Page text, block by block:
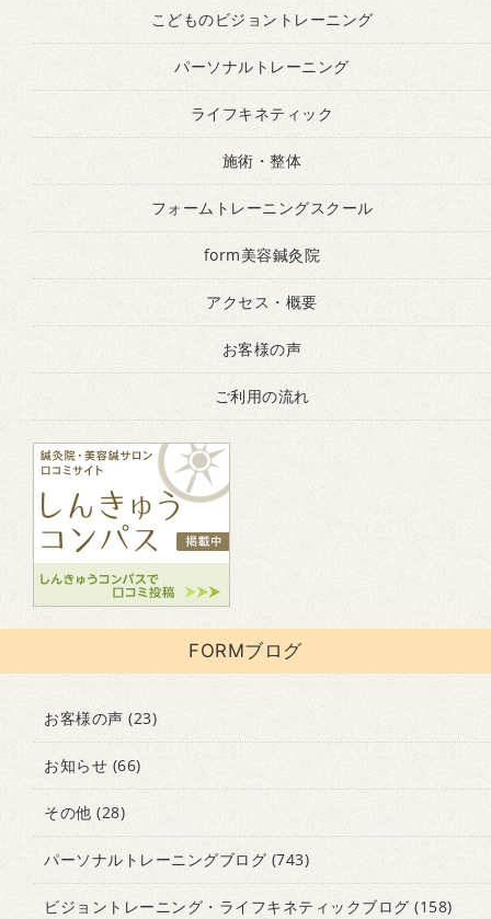
こどものビジョントレーニング
パーソナルトレーニング
ライフキネティック
施術・整体
フォームトレーニングスクール
form美容鍼灸院
アクセス・概要
お客様の声
ご利用の流れ
FORMブログ
お客様の声 (23)
お知らせ (66)
その他 (28)
パーソナルトレーニングブログ (743)
ビジョントレーニング・ライフキネティックブログ (158)